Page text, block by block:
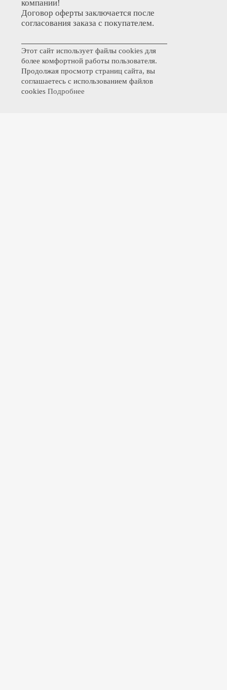
компании!
Договор оферты заключается после
согласования заказа с покупателем.
Этот сайт использует файлы cookies для
более комфортной работы пользователя.
Продолжая просмотр страниц сайта, вы
соглашаетесь с использованием файлов
cookies Подробнее